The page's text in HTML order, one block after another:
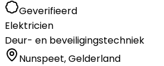
Geverifieerd
Elektricien
Deur- en beveiligingstechniek
Nunspeet,Gelderland